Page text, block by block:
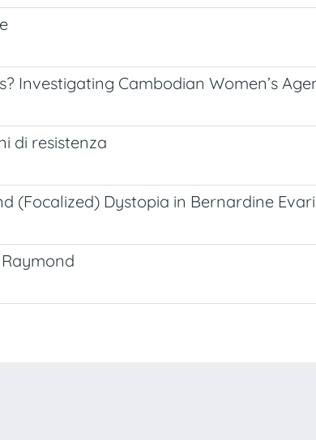
Investigating Cambodian Women’s
di resistenza
(Focalized) Dystopia in Bernardine